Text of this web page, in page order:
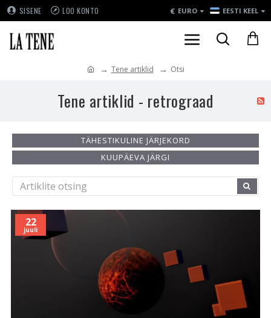
SISENE LOO KONTO € EURO EESTI KEEL
Tene artiklid Otsi
Tene artiklid - retrograad
TÄHESTIKULINE JÄRJEKORD
KUUPÄEVA JÄRGI
22
juuli